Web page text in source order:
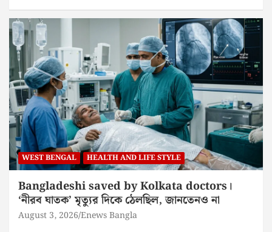
WEST BENGAL HEALTH AND LIFE STYLE
Bangladeshi saved by Kolkata doctors।
‘নীরব ঘাতক’ মৃত্যুর দিকে ঠেলছিল, জানতেনও না
August 3, 2026 Enews Bangla